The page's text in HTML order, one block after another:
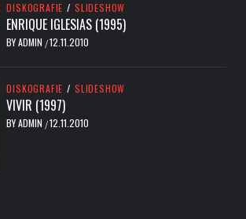
DISKOGRAFIE / SLIDESHOW
ENRIQUE IGLESIAS (1995)
BYADMIN /12.11.2010
DISKOGRAFIE / SLIDESHOW
VIVIR (1997)
BYADMIN /12.11.2010